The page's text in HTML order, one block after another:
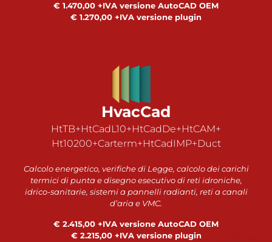
€ 1.470,00 +IVA versione AutoCAD OEM
€ 1.270,00 +IVA versione plugin
HvacCad
HtTB+HtCadL10+HtCadDe+HtCAM+
Ht10200+Carterm+HtCadIMP+Duct
Calcolo energetico, verifiche di Legge, calcolo dei carichi
termici di punta e disegno esecutivo di reti idroniche,
idrico-sanitarie, sistemi a pannelli radianti, reti a canali
d’aria e VMC.
€ 2.415,00 +IVA versione AutoCAD OEM
€ 2.215,00 +IVA versione plugin